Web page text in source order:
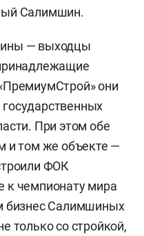
Салимшин.
— выходцы
они
При этом обе
и том же объекте —
ФОК
к чемпионату мира
бизнес Салимшиных
только со стройкой,